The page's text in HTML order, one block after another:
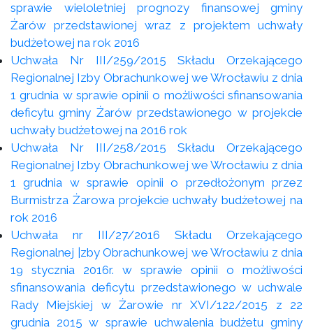
sprawie wieloletniej prognozy finansowej gminy
Żarów przedstawionej wraz z projektem uchwały
budżetowej na rok 2016
Uchwała Nr III/259/2015 Składu Orzekającego
Regionalnej Izby Obrachunkowej we Wrocławiu z dnia
1 grudnia w sprawie opinii o możliwości sfinansowania
deficytu gminy Żarów przedstawionego w projekcie
uchwały budżetowej na 2016 rok
Uchwała Nr III/258/2015 Składu Orzekającego
Regionalnej Izby Obrachunkowej we Wrocławiu z dnia
1 grudnia w sprawie opinii o przedłożonym przez
Burmistrza Żarowa projekcie uchwały budżetowej na
rok 2016
Uchwała nr III/27/2016 Składu Orzekającego
Regionalnej |zby Obrachunkowej we Wrocławiu z dnia
19 stycznia 2016r. w sprawie opinii o możliwości
sfinansowania deficytu przedstawionego w uchwale
Rady Miejskiej w Żarowie nr XVI/122/2015 z 22
grudnia 2015 w sprawie uchwalenia budżetu gminy